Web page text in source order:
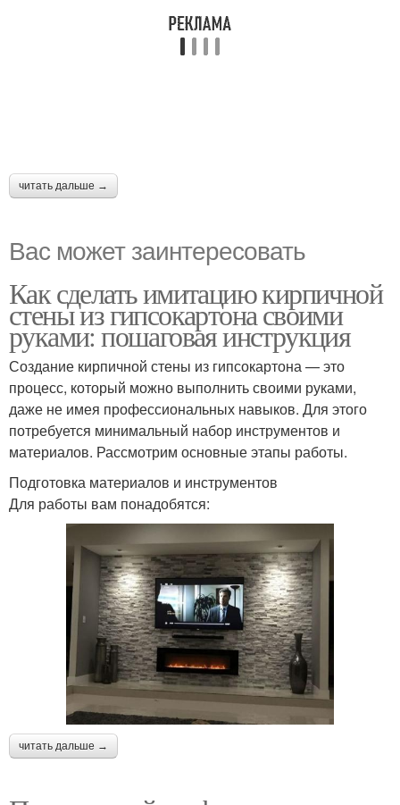
читать дальше →
Вас может заинтересовать
Как сделать имитацию кирпичной
стены из гипсокартона своими
руками: пошаговая инструкция
Создание кирпичной стены из гипсокартона — это
процесс, который можно выполнить своими руками,
даже не имея профессиональных навыков. Для этого
потребуется минимальный набор инструментов и
материалов. Рассмотрим основные этапы работы.
Подготовка материалов и инструментов
Для работы вам понадобятся:
читать дальше →